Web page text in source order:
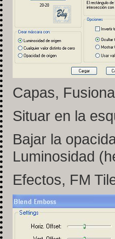
Capas,
Situar en la
Bajar la
Luminosidad
Efectos, FM